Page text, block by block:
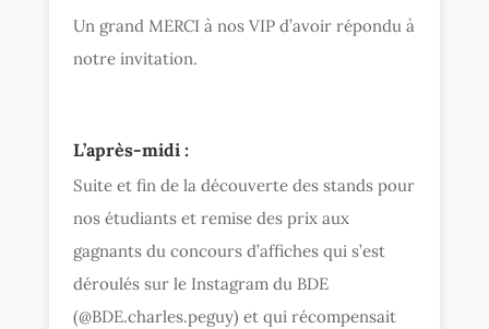
Un grand MERCI à nos VIP d’avoir répondu à
notre invitation.
L’après-midi :
Suite et fin de la découverte des stands pour
nos étudiants et remise des prix aux
gagnants du concours d’affiches qui s’est
déroulés sur le Instagram du BDE
(@BDE.charles.peguy) et qui récompensait